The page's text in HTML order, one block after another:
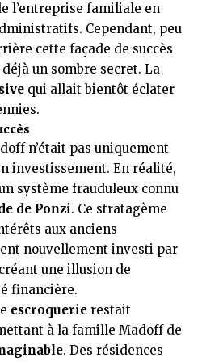
l’entreprise familiale en
Cependant, peu
cette façade de succès
un sombre secret. La
qui allait bientôt éclater
n’était pas uniquement
investissement. En réalité,
système frauduleux connu
de Ponzi. Ce stratagème
aux anciens
nouvellement investi par
une illusion de
financière.
escroquerie restait
à la famille Madoff de
. Des résidences